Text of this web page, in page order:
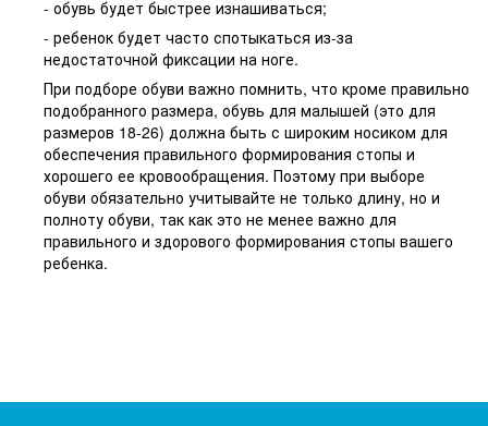
- обувь будет быстрее изнашиваться;
- ребенок будет часто спотыкаться из-за
недостаточной фиксации на ноге.
При подборе обуви важно помнить, что кроме правильно
подобранного размера, обувь для малышей (это для
размеров 18-26) должна быть с широким носиком для
обеспечения правильного формирования стопы и
хорошего ее кровообращения. Поэтому при выборе
обуви обязательно учитывайте не только длину, но и
полноту обуви, так как это не менее важно для
правильного и здорового формирования стопы вашего
ребенка.